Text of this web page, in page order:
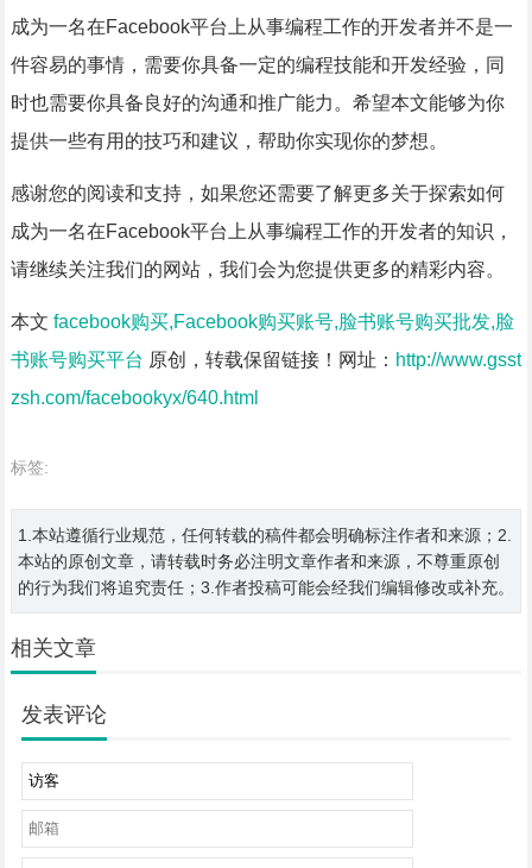
成为一名在Facebook平台上从事编程工作的开发者并不是一
件容易的事情，需要你具备一定的编程技能和开发经验，同
时也需要你具备良好的沟通和推广能力。希望本文能够为你
提供一些有用的技巧和建议，帮助你实现你的梦想。
感谢您的阅读和支持，如果您还需要了解更多关于探索如何
成为一名在Facebook平台上从事编程工作的开发者的知识，
请继续关注我们的网站，我们会为您提供更多的精彩内容。
本文 facebook购买,Facebook购买账号,脸书账号购买批发,脸
书账号购买平台 原创，转载保留链接！网址： http://www.gsst
zsh.com/facebookyx/640.html
标签:
1.本站遵循行业规范，任何转载的稿件都会明确标注作者和来源；2.
本站的原创文章，请转载时务必注明文章作者和来源，不尊重原创
的行为我们将追究责任；3.作者投稿可能会经我们编辑修改或补充。
相关文章
发表评论